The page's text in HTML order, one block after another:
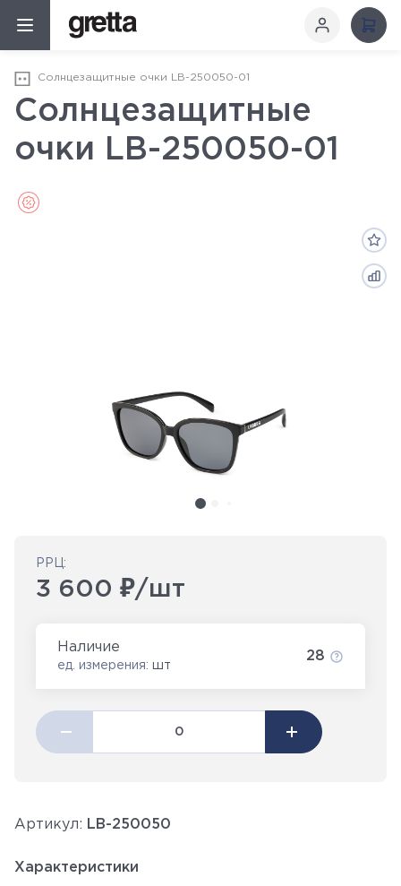
Солнцезащитные очки LB-250050-01
Солнцезащитные
очки LB-250050-01
Артикул: LB-250050
Характеристики
РРЦ:
3 600 ₽/шт
Наличие
ед. измерения: шт
28